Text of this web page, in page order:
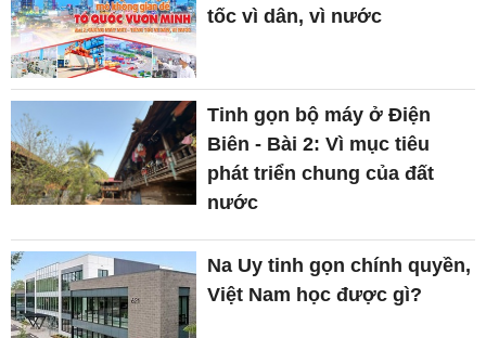
tốc vì dân, vì nước
Tinh gọn bộ máy ở Điện
Biên - Bài 2: Vì mục tiêu
phát triển chung của đất
nước
Na Uy tinh gọn chính quyền,
Việt Nam học được gì?